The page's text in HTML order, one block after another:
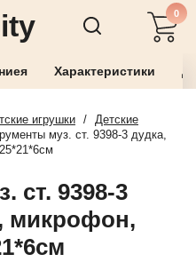
0
Характеристики
игрушки / Детские
муз. ст. 9398-3 дудка,
ст. 9398-3
микрофон,